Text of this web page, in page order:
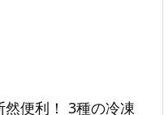
便利！ 3種の冷凍